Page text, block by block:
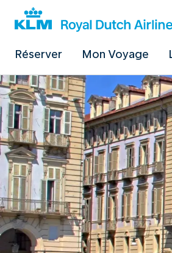
Réserver Mon Voyage